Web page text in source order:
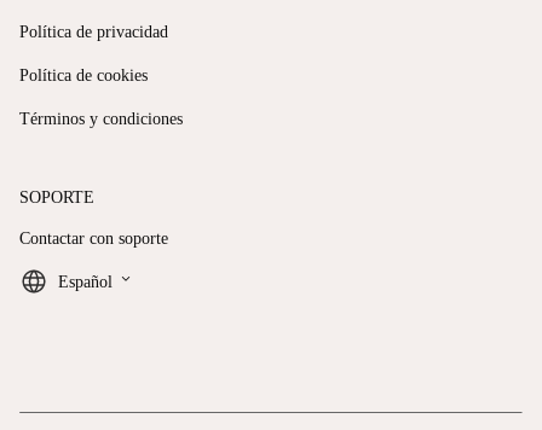
Política de privacidad
Política de cookies
Términos y condiciones
SOPORTE
Contactar con soporte
Español keyboard_arrow_down